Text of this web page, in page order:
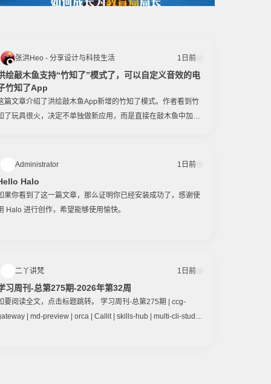
张洪Heo - 分享设计与科技生活 1日前
绘敲木鱼支持“竹知了”模式了，可以自定义音效的电
竹知了App
篇文章介绍了洪绘敲木鱼App新增的竹知了模式。作者看到竹
了玩具很火，决定不单独做新应用，而是直接在敲木鱼中加入
开关，获得爽快的震动反馈和随竹知了发声规律变化的声音。
Administrator 1日前
Halo
果你看到了这一篇文章，那么证明你已经安装成功了，感谢使
Halo 进行创作，希望能够使用愉快。
二丫讲梵 1日前
习周刊-总第275期-2026年第32周
要阅读全文，点击标题跳转。 学习周刊-总第275期 | ccg-
| md-preview | orca | Callit | skills-hub | multi-cli-studio